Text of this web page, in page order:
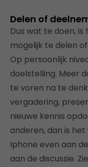
Delen of
Dus wat te doen,
mogelijk te delen
Op persoonlijk
doelstelling. Meer
te voren na te
vergadering,
nieuwe kennis
anderen, dan is
Iphone even aan
aan de discussie.